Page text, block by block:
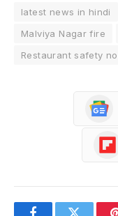
latest news in hindi
Malviya Nagar fire
Restaurant safety